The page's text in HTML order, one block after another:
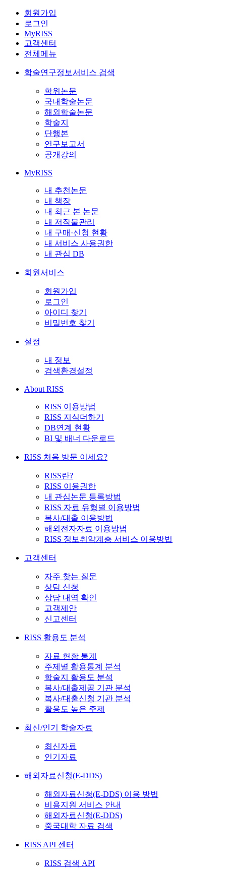
회원가입
로그인
MyRISS
고객센터
전체메뉴
학술연구정보서비스 검색
학위논문
국내학술논문
해외학술논문
학술지
단행본
연구보고서
공개강의
MyRISS
내 추천논문
내 책장
내 최근 본 논문
내 저작물관리
내 구매·신청 현황
내 서비스 사용권한
내 관심 DB
회원서비스
회원가입
로그인
아이디 찾기
비밀번호 찾기
설정
내 정보
검색환경설정
About RISS
RISS 이용방법
RISS 지식더하기
DB연계 현황
BI 및 배너 다운로드
RISS 처음 방문 이세요?
RISS란?
RISS 이용권한
내 관심논문 등록방법
RISS 자료 유형별 이용방법
복사/대출 이용방법
해외전자자료 이용방법
RISS 정보취약계층 서비스 이용방법
고객센터
자주 찾는 질문
상담 신청
상담 내역 확인
고객제안
신고센터
RISS 활용도 분석
자료 현황 통계
주제별 활용통계 분석
학술지 활용도 분석
복사/대출제공 기관 분석
복사/대출신청 기관 분석
활용도 높은 주제
최신/인기 학술자료
최신자료
인기자료
해외자료신청(E-DDS)
해외자료신청(E-DDS) 이용 방법
비용지원 서비스 안내
해외자료신청(E-DDS)
중국대학 자료 검색
RISS API 센터
RISS 검색 API